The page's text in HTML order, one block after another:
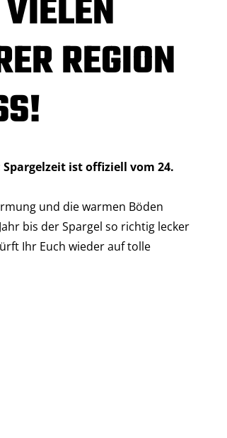
REGION
Spargelzeit ist offiziell vom 24.
und die warmen Böden
bis der Spargel so richtig lecker
Ihr Euch wieder auf tolle